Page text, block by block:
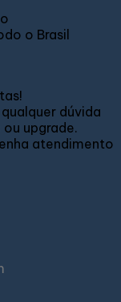
o Brasil
dúvida
upgrade.
atendimento